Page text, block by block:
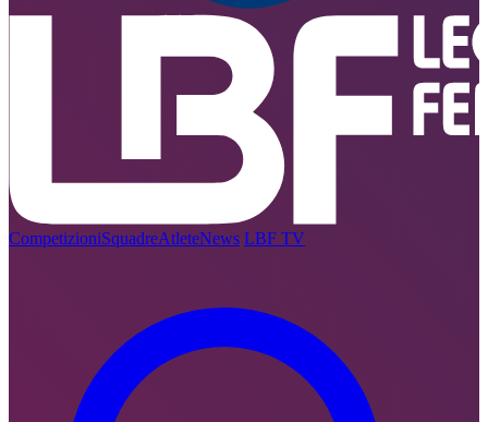
CompetizioniSquadreAtleteNews LBF TV